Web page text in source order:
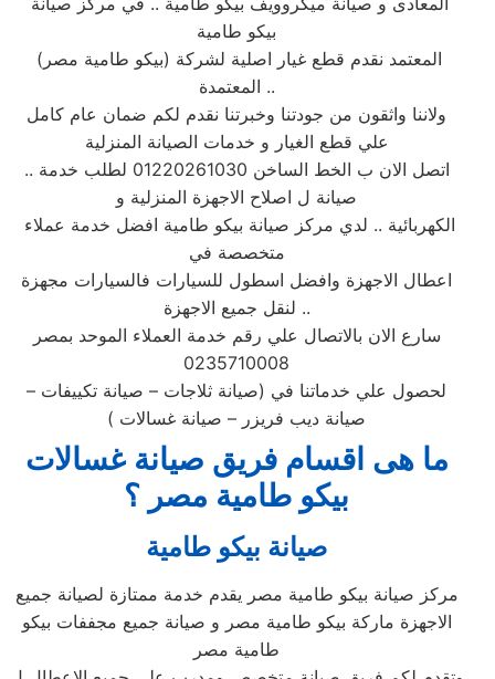
بيكو طامية
المعتمدة ..
ولاننا واثقون من جودتنا وخبرتنا نقدم لكم ضمان عام كامل
علي قطع الغيار و خدمات الصيانة المنزلية
.. اتصل الان ب الخط الساخن 01220261030 لطلب خدمة
صيانة ل اصلاح الاجهزة المنزلية و
متخصصة في
اعطال الاجهزة وافضل اسطول للسيارات فالسيارات مجهزة
لنقل جميع الاجهزة ..
سارع الان بالاتصال علي رقم خدمة العملاء الموحد بمصر
0235710008
لحصول علي خدماتنا في (صيانة ثلاجات – صيانة تكييفات –
صيانة ديب فريزر – صيانة غسالات )
ما هى اقسام فريق صيانة غسالات
بيكو طامية مصر ؟
صيانة بيكو طامية
مركز صيانة بيكو طامية مصر يقدم خدمة ممتازة لصيانة جميع
الاجهزة ماركة بيكو طامية مصر و صيانة جميع مجففات بيكو
طامية مصر